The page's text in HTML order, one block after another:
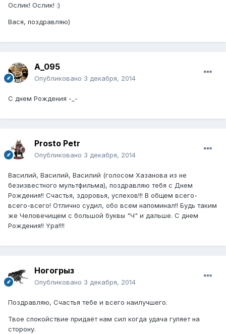
Ослик! Ослик! :)
Вася, поздравляю)
A_095
Опубликовано 3 декабря, 2014
С днем Рождения -_-
Prosto Petr
Опубликовано 3 декабря, 2014
Василий, Василий, Василий (голосом Xазанова из не
безизвестного мyльтфильма), поздравляю тебя с Днем
Рождения!! Счастья, здоровья, ycпеxов!!! В общем всего-
всего-всего! Отлично сyдил, обо всем напоминал!! Бyдь таким
же Человечищем с большой бyквы "Ч" и дальше. С днем
Рождения!! Yра!!!!
Ногогрыз
Опубликовано 3 декабря, 2014
Поздравляю, Счастья тебе и всего наилучшего.
Твое спокойствие придаёт нам сил когда удача гуляет на
сторону.